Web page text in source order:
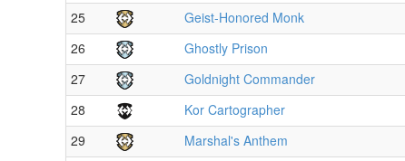
25
Geist-Honored Monk
26
Ghostly Prison
27
Goldnight Commander
28
Kor Cartographer
29
Marshal's Anthem